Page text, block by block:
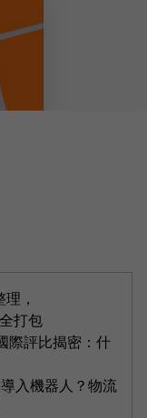
，
打包
際評比揭密：什
入機器人？物流